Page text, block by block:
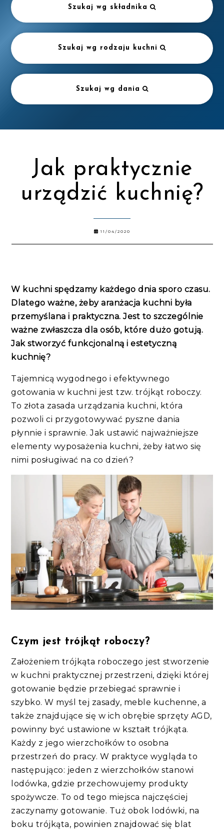
Szukaj wg składnika
Szukaj wg rodzaju kuchni
Szukaj wg dania
Jak praktycznie
urządzić kuchnię?
11/04/2020
W kuchni spędzamy każdego dnia sporo czasu.
Dlatego ważne, żeby aranżacja kuchni była
przemyślana i praktyczna. Jest to szczególnie
ważne zwłaszcza dla osób, które dużo gotują.
Jak stworzyć funkcjonalną i estetyczną
kuchnię?
Tajemnicą wygodnego i efektywnego
gotowania w kuchni jest tzw. trójkąt roboczy.
To złota zasada urządzania kuchni, która
pozwoli ci przygotowywać pyszne dania
płynnie i sprawnie. Jak ustawić najważniejsze
elementy wyposażenia kuchni, żeby łatwo się
nimi posługiwać na co dzień?
Czym jest trójkąt roboczy?
Założeniem trójkąta roboczego jest stworzenie
w kuchni praktycznej przestrzeni, dzięki której
gotowanie będzie przebiegać sprawnie i
szybko. W myśl tej zasady, meble kuchenne, a
także znajdujące się w ich obrębie sprzęty AGD,
powinny być ustawione w kształt trójkąta.
Każdy z jego wierzchołków to osobna
przestrzeń do pracy. W praktyce wygląda to
następująco: jeden z wierzchołków stanowi
lodówka, gdzie przechowujemy produkty
spożywcze. To od tego miejsca najczęściej
zaczynamy gotowanie. Tuż obok lodówki, na
boku trójkąta, powinien znajdować się blat